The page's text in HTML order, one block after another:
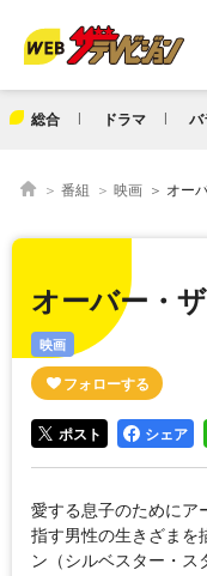
総合 ドラマ バ
番組 映画 オー
オーバー・
映画
ポスト シェア
愛する息子のためにア
指す男性の生きざまを
ン（シルベスター・